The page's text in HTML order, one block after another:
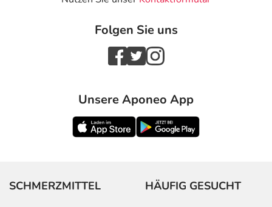
Folgen Sie uns
Unsere Aponeo App
SCHMERZMITTEL HÄUFIG GESUCHT